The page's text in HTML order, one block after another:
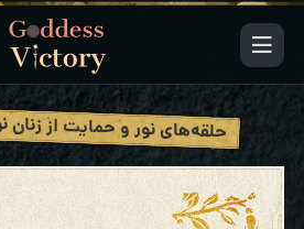
حلقه‌های نور و حمایت از زنان